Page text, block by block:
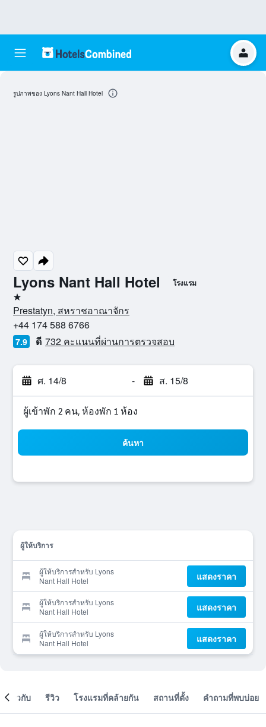
Lyons Nant Hall Hotel โรงแรม
1 ดาว
Prestatyn, สหราชอาณาจักร
+44 174 588 6766
7.9 ดี 732 คะแนนที่ผ่านการตรวจสอบ
ศ. 14/8 - ส. 15/8
ผู้เข้าพัก 2 คน, ห้องพัก 1 ห้อง
ค้นหา
ผู้ให้บริการ
ผู้ให้บริการสำหรับ Lyons
Nant Hall Hotel
แสดงราคา
ผู้ให้บริการสำหรับ Lyons
Nant Hall Hotel
แสดงราคา
ผู้ให้บริการสำหรับ Lyons
Nant Hall Hotel
แสดงราคา
รูปภาพของ Lyons Nant Hall Hotel
เกี่ยวกับ รีวิว โรงแรมที่คล้ายกัน สถานที่ตั้ง คำถามที่พบบ่อย